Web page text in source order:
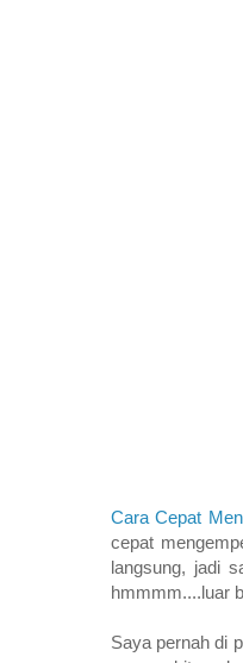
Cara Cepat
cepat
langsung, jadi
hmmmm....luar
Saya pernah di